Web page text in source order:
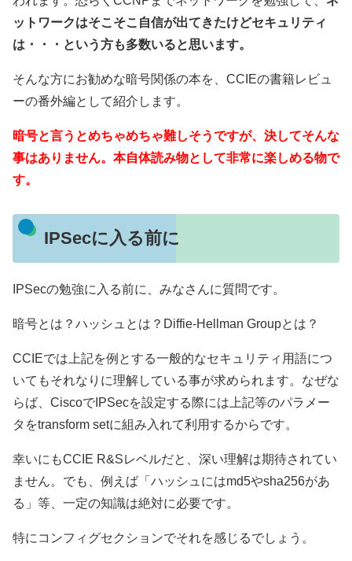
ットワークはそこそこ自信が出てきたけどセキュリティ
は・・・という方も多数いると思います。
そんな方にお勧めな暗号関係の本を、CCIEの書籍レビュ
ーの番外編として紹介します。
暗号と言うとめちゃめちゃ難しそうですが、決してそんな
事はありません。本自体読み物として非常に楽しめる物で
す。
IPSecに入る前に
IPSecの勉強に入る前に、みなさんに質問です。
暗号とは？ハッシュとは？Diffie-Hellman Groupとは？
CCIEでは上記を例とする一般的なセキュリティ用語につ
いてもそれなりに理解している事が求められます。なぜな
らば、CiscoでIPSecを設定する際には上記等のパラメー
タをtransform setに組み入れて利用するからです。
幸いにもCCIE R&Sレベルだと、深い理解は期待されてい
ません。でも、例えば「ハッシュにはmd5やsha256があ
る」等、一定の知識は絶対に必要です。
特にコンフィグセクションでそれを感じるでしょう。